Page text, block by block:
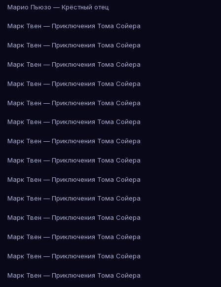
Марио Пьюзо — Крёстный отец
Марк Твен — Приключения Тома Сойера
Марк Твен — Приключения Тома Сойера
Марк Твен — Приключения Тома Сойера
Марк Твен — Приключения Тома Сойера
Марк Твен — Приключения Тома Сойера
Марк Твен — Приключения Тома Сойера
Марк Твен — Приключения Тома Сойера
Марк Твен — Приключения Тома Сойера
Марк Твен — Приключения Тома Сойера
Марк Твен — Приключения Тома Сойера
Марк Твен — Приключения Тома Сойера
Марк Твен — Приключения Тома Сойера
Марк Твен — Приключения Тома Сойера
Марк Твен — Приключения Тома Сойера